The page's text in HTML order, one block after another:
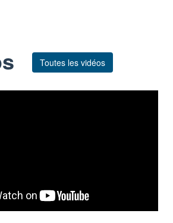
Toutes les vidéos